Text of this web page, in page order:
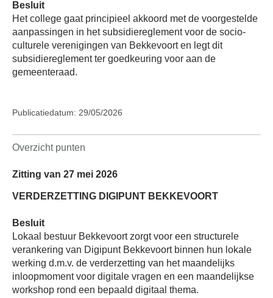
Besluit
Het college gaat principieel akkoord met de voorgestelde
aanpassingen in het subsidiereglement voor de socio-
culturele verenigingen van Bekkevoort en legt dit
subsidiereglement ter goedkeuring voor aan de
gemeenteraad.
Publicatiedatum: 29/05/2026
Overzicht punten
Zitting van 27 mei 2026
VERDERZETTING DIGIPUNT BEKKEVOORT
Besluit
Lokaal bestuur Bekkevoort zorgt voor een structurele
verankering van Digipunt Bekkevoort binnen hun lokale
werking d.m.v. de verderzetting van het maandelijks
inloopmoment voor digitale vragen en een maandelijkse
workshop rond een bepaald digitaal thema.